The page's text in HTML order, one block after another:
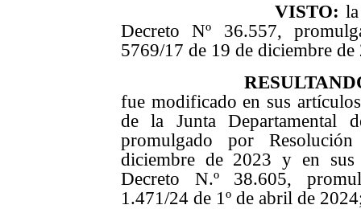
VISTO:
Decreto Nº 36.557,
5769/17 de 19 de diciembre
fue modificado en sus
de la Junta Departamental
promulgado por
diciembre de 2023 y en
Decreto N.º 38.605,
1.471/24 de 1º de abril de